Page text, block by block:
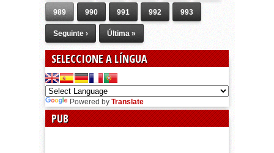
989 990 991 992 993
Seguinte › Última »
SELECCIONE A LÍNGUA
Powered by Translate
PUB